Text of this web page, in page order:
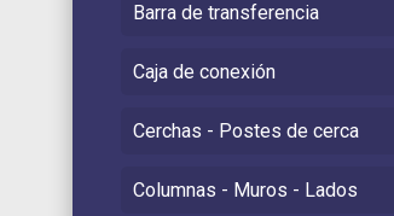
Barra de transferencia
Caja de conexión
Cerchas - Postes de cerca
Columnas - Muros - Lados